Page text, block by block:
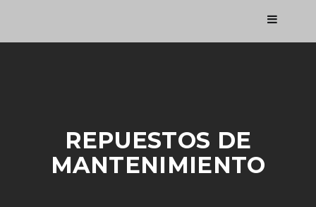
REPUESTOS DE
MANTENIMIENTO